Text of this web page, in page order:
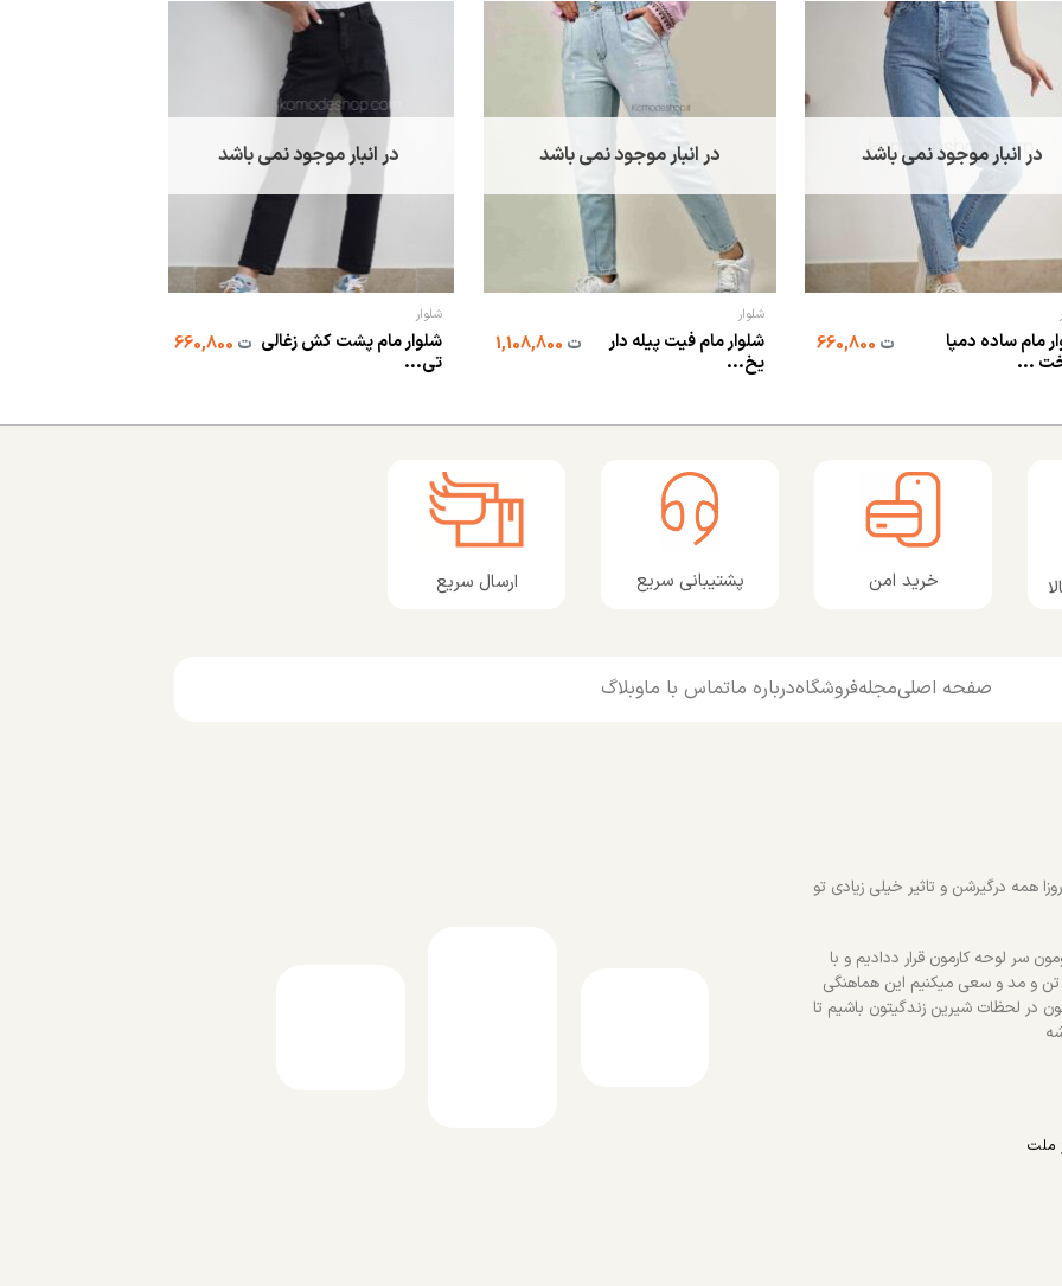
در انبار موجود نمی باشد
مام ساده دمپا
...
ت
در انبار موجود نمی باشد
شلوار
شلوار مام فیت پیله دار
یخ...
ت
در انبار موجود نمی باشد
شلوار
شلوار مام پشت کش زغالی
تی...
ت
خرید امن پشتیبانی سریع ارسال سریع
صفحه اصلیمجلهفروشگاهدرباره ماتماس با ماوبلاگ
همه درگیرشن و تاثیر خیلی زیادی تو
سر لوحه کارمون قرار ددادیم و با
و مد و سعی میکنیم این هماهنگی
در لحظات شیرین زندگیتون باشیم تا
ملت